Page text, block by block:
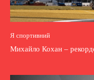
Я спортивний
Михайло Кохан –